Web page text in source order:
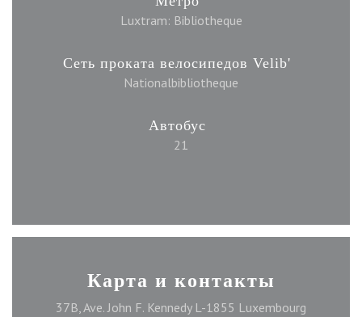
Luxtram: Bibliotheque
Сеть проката велосипедов Velib'
Nationalbibliotheque
Автобус
21
Карта и контакты
37B, Ave. John F. Kennedy L-1855 Luxembourg